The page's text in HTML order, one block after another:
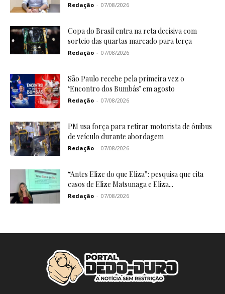
Redação - 07/08/2026
Copa do Brasil entra na reta decisiva com
sorteio das quartas marcado para terça
Redação - 07/08/2026
São Paulo recebe pela primeira vez o
‘Encontro dos Bumbás’ em agosto
Redação - 07/08/2026
PM usa força para retirar motorista de ônibus
de veículo durante abordagem
Redação - 07/08/2026
“Antes Elize do que Eliza”: pesquisa que cita
casos de Elize Matsunaga e Eliza...
Redação - 07/08/2026